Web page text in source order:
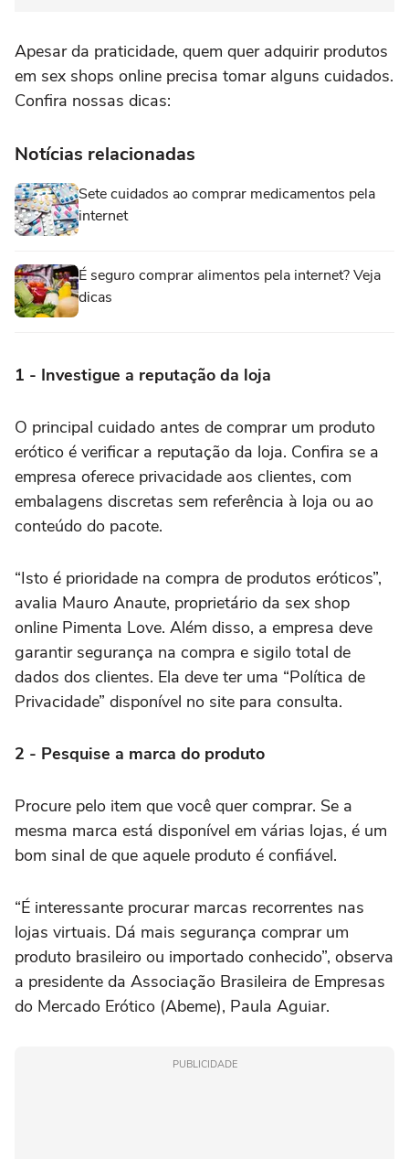
Apesar da praticidade, quem quer adquirir produtos
em sex shops online precisa tomar alguns cuidados.
Confira nossas dicas:
Notícias relacionadas
Sete cuidados ao comprar medicamentos pela
internet
É seguro comprar alimentos pela internet? Veja
dicas
1 - Investigue a reputação da loja
O principal cuidado antes de comprar um produto
erótico é verificar a reputação da loja. Confira se a
empresa oferece privacidade aos clientes, com
embalagens discretas sem referência à loja ou ao
conteúdo do pacote.
“Isto é prioridade na compra de produtos eróticos”,
avalia Mauro Anaute, proprietário da sex shop
online Pimenta Love. Além disso, a empresa deve
garantir segurança na compra e sigilo total de
dados dos clientes. Ela deve ter uma “Política de
Privacidade” disponível no site para consulta.
2 - Pesquise a marca do produto
Procure pelo item que você quer comprar. Se a
mesma marca está disponível em várias lojas, é um
bom sinal de que aquele produto é confiável.
“É interessante procurar marcas recorrentes nas
lojas virtuais. Dá mais segurança comprar um
produto brasileiro ou importado conhecido”, observa
a presidente da Associação Brasileira de Empresas
do Mercado Erótico (Abeme), Paula Aguiar.
PUBLICIDADE